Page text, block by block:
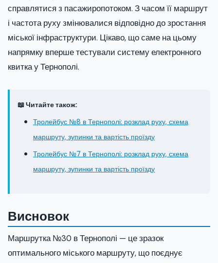
справлятися з пасажиропотоком. З часом її маршрут
і частота руху змінювалися відповідно до зростання
міської інфраструктури. Цікаво, що саме на цьому
напрямку вперше тестували систему електронного
квитка у Тернополі.
📖 Читайте також:
Тролейбус №8 в Тернополі: розклад руху, схема
маршруту, зупинки та вартість проїзду
Тролейбус №7 в Тернополі: розклад руху, схема
маршруту, зупинки та вартість проїзду
Висновок
Маршрутка №30 в Тернополі — це зразок
оптимального міського маршруту, що поєднує